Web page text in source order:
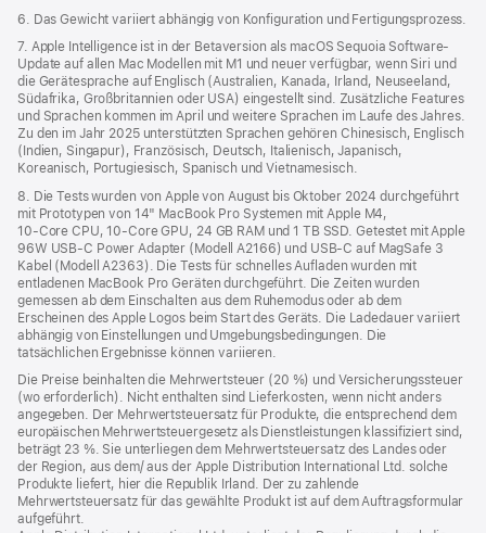
6. Das Gewicht variiert abhängig von Konfiguration und Fertigungsprozess.
7. Apple Intelligence ist in der Betaversion als macOS Sequoia Software-
Update auf allen Mac Modellen mit M1 und neuer verfügbar, wenn Siri und
die Gerätesprache auf Englisch (Australien, Kanada, Irland, Neuseeland,
Südafrika, Großbritannien oder USA) eingestellt sind. Zusätzliche Features
und Sprachen kommen im April und weitere Sprachen im Laufe des Jahres.
Zu den im Jahr 2025 unterstützten Sprachen gehören Chinesisch, Englisch
(Indien, Singapur), Französisch, Deutsch, Italienisch, Japanisch,
Koreanisch, Portugiesisch, Spanisch und Vietnamesisch.
8. Die Tests wurden von Apple von August bis Oktober 2024 durchgeführt
mit Prototypen von 14" MacBook Pro Systemen mit Apple M4,
10‑Core CPU, 10‑Core GPU, 24 GB RAM und 1 TB SSD. Getestet mit Apple
96W USB‑C Power Adapter (Modell A2166) und USB‑C auf MagSafe 3
Kabel (Modell A2363). Die Tests für schnelles Aufladen wurden mit
entladenen MacBook Pro Geräten durchgeführt. Die Zeiten wurden
gemessen ab dem Einschalten aus dem Ruhemodus oder ab dem
Erscheinen des Apple Logos beim Start des Geräts. Die Ladedauer variiert
abhängig von Einstellungen und Umgebungsbedingungen. Die
tatsächlichen Ergebnisse können variieren.
Die Preise beinhalten die Mehrwertsteuer (20 %) und Versicherungssteuer
(wo erforderlich). Nicht enthalten sind Lieferkosten, wenn nicht anders
angegeben. Der Mehrwertsteuersatz für Produkte, die entsprechend dem
europäischen Mehrwertsteuergesetz als Dienstleistungen klassifiziert sind,
beträgt 23 %. Sie unterliegen dem Mehrwertsteuersatz des Landes oder
der Region, aus dem/ aus der Apple Distribution International Ltd. solche
Produkte liefert, hier die Republik Irland. Der zu zahlende
Mehrwertsteuersatz für das gewählte Produkt ist auf dem Auftragsformular
aufgeführt.